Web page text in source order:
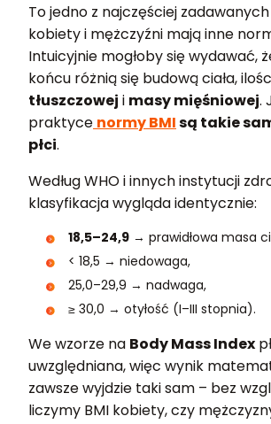
To jedno z najczęściej
kobiety i mężczyźni mają inne
Intuicyjnie mogłoby się wydawać,
końcu różnią się budową ciała,
tłuszczowej i masy mięśniowej.
praktyce normy BMIsą takie
płci.
Według WHO i innych instytucji
klasyfikacja wygląda identycznie:
18,5–24,9 → prawidłowa masa
< 18,5 → niedowaga,
25,0–29,9 → nadwaga,
≥ 30,0 → otyłość (I–III stopnia).
We wzorze na Body Mass Index
uwzględniana, więc wynik
zawsze wyjdzie taki sam – bez
liczymy BMI kobiety, czy